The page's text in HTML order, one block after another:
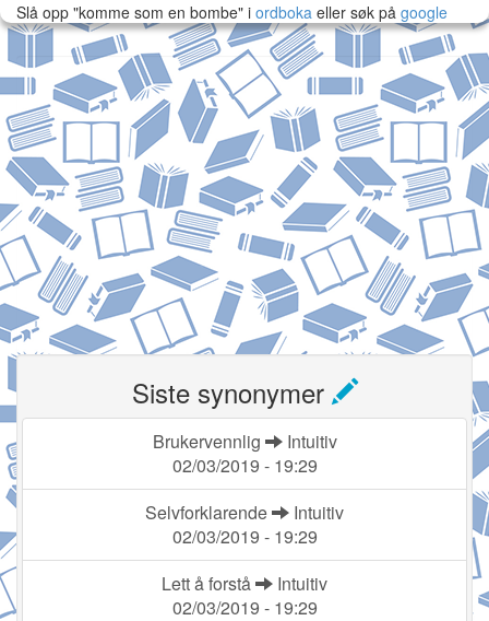
Slå opp "komme som en bombe" i ordboka eller søk på google
Siste synonymer
Brukervennlig
Intuitiv
02/03/2019 - 19:29
Selvforklarende
Intuitiv
02/03/2019 - 19:29
Lett å forstå
Intuitiv
02/03/2019 - 19:29